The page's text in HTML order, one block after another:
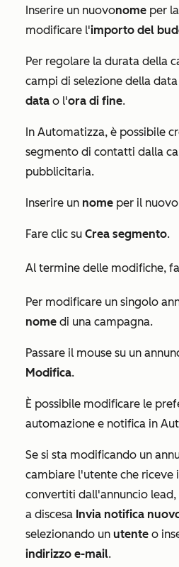
Inserire un nuovonome per
modificare l'importo del
Per regolare la durata della
campi di selezione della
data o l'ora di fine.
In Automatizza, è possibile
segmento di contatti dalla
pubblicitaria.
Inserire un nome per il
Fare clic su Crea segmento.
Al termine delle modifiche,
Per modificare un singolo
nome di una campagna.
Passare il mouse su un
Modifica.
È possibile modificare le
automazione e notifica in
Se si sta modificando un
cambiare l'utente che riceve
convertiti dall'annuncio
a discesa Invia notifica
selezionando un utente o
indirizzo e-mail.